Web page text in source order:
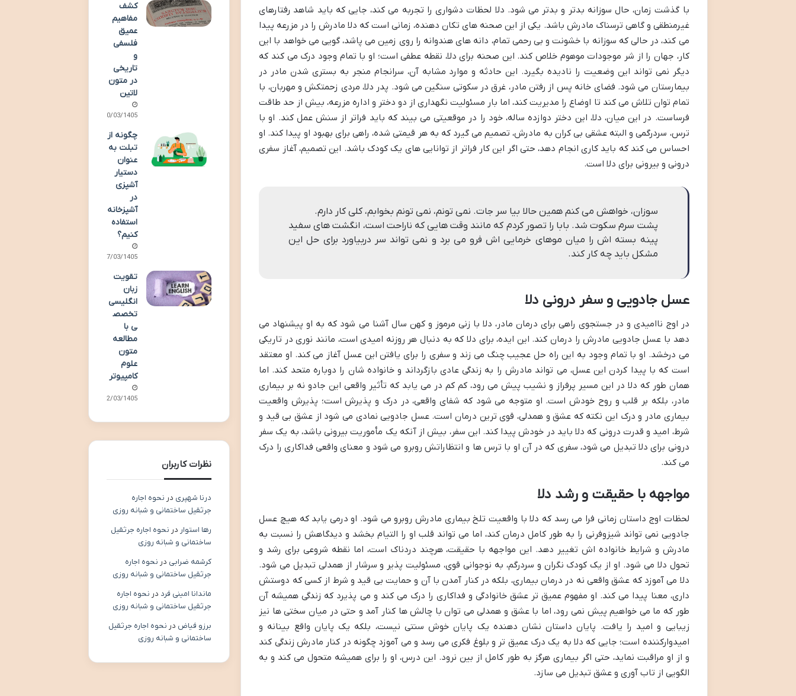
با گذشت زمان، حال سوزانه بدتر و بدتر می شود. دلا لحظات دشواری را تجربه می کند، جایی که باید شاهد رفتارهای
غیرمنطقی و گاهی ترسناک مادرش باشد. یکی از این صحنه های تکان دهنده، زمانی است که دلا مادرش را در مزرعه پیدا
می کند، در حالی که سوزانه با خشونت و بی رحمی تمام، دانه های هندوانه را روی زمین می پاشد، گویی می خواهد با این
کار، جهان را از شر موجودات موهوم خلاص کند. این صحنه برای دلا، نقطه عطفی است؛ او با تمام وجود درک می کند که
دیگر نمی تواند این وضعیت را نادیده بگیرد. این حادثه و موارد مشابه آن، سرانجام منجر به بستری شدن مادر در
بیمارستان می شود. فضای خانه پس از رفتن مادر، غرق در سکوتی سنگین می شود. پدر دلا، مردی زحمتکش و مهربان، با
تمام توان تلاش می کند تا اوضاع را مدیریت کند، اما بار مسئولیت نگهداری از دو دختر و اداره مزرعه، بیش از حد طاقت
فرساست. در این میان، دلا، این دختر دوازده ساله، خود را در موقعیتی می بیند که باید فراتر از سنش عمل کند. او با
ترس، سردرگمی و البته عشقی بی کران به مادرش، تصمیم می گیرد که به هر قیمتی شده، راهی برای بهبود او پیدا کند. او
احساس می کند که باید کاری انجام دهد، حتی اگر این کار فراتر از توانایی های یک کودک باشد. این تصمیم، آغاز سفری
درونی و بیرونی برای دلا است.
سوزان، خواهش می کنم همین حالا بیا سر جات. نمی تونم، نمی تونم بخوابم، کلی کار دارم.
پشت سرم سکوت شد. بابا را تصور کردم که مانند وقت هایی که ناراحت است، انگشت های سفید
پینه بسته اش را میان موهای خرمایی اش فرو می برد و نمی تواند سر دربیاورد برای حل این
مشکل باید چه کار کند.
عسل جادویی و سفر درونی دلا
در اوج ناامیدی و در جستجوی راهی برای درمان مادر، دلا با زنی مرموز و کهن سال آشنا می شود که به او پیشنهاد می
دهد با عسل جادویی مادرش را درمان کند. این ایده، برای دلا که به دنبال هر روزنه امیدی است، مانند نوری در تاریکی
می درخشد. او با تمام وجود به این راه حل عجیب چنگ می زند و سفری را برای یافتن این عسل آغاز می کند. او معتقد
است که با پیدا کردن این عسل، می تواند مادرش را به زندگی عادی بازگرداند و خانواده شان را دوباره متحد کند. اما
همان طور که دلا در این مسیر پرفراز و نشیب پیش می رود، کم کم در می یابد که تأثیر واقعی این جادو نه بر بیماری
مادر، بلکه بر قلب و روح خودش است. او متوجه می شود که شفای واقعی، در درک و پذیرش است؛ پذیرش واقعیت
بیماری مادر و درک این نکته که عشق و همدلی، قوی ترین درمان است. عسل جادویی نمادی می شود از عشق بی قید و
شرط، امید و قدرت درونی که دلا باید در خودش پیدا کند. این سفر، بیش از آنکه یک مأموریت بیرونی باشد، به یک سفر
درونی برای دلا تبدیل می شود، سفری که در آن او با ترس ها و انتظاراتش روبرو می شود و معنای واقعی فداکاری را درک
می کند.
مواجهه با حقیقت و رشد دلا
لحظات اوج داستان زمانی فرا می رسد که دلا با واقعیت تلخ بیماری مادرش روبرو می شود. او درمی یابد که هیچ عسل
جادویی نمی تواند شیزوفرنی را به طور کامل درمان کند، اما می تواند قلب او را التیام بخشد و دیدگاهش را نسبت به
مادرش و شرایط خانواده اش تغییر دهد. این مواجهه با حقیقت، هرچند دردناک است، اما نقطه شروعی برای رشد و
تحول دلا می شود. او از یک کودک نگران و سردرگم، به نوجوانی قوی، مسئولیت پذیر و سرشار از همدلی تبدیل می شود.
دلا می آموزد که عشق واقعی نه در درمان بیماری، بلکه در کنار آمدن با آن و حمایت بی قید و شرط از کسی که دوستش
داری، معنا پیدا می کند. او مفهوم عمیق تر عشق خانوادگی و فداکاری را درک می کند و می پذیرد که زندگی همیشه آن
طور که ما می خواهیم پیش نمی رود، اما با عشق و همدلی می توان با چالش ها کنار آمد و حتی در میان سختی ها نیز
زیبایی و امید را یافت. پایان داستان نشان دهنده یک پایان خوش سنتی نیست، بلکه یک پایان واقع بینانه و
امیدوارکننده است؛ جایی که دلا به یک درک عمیق تر و بلوغ فکری می رسد و می آموزد چگونه در کنار مادرش زندگی کند
و از او مراقبت نماید، حتی اگر بیماری هرگز به طور کامل از بین نرود. این درس، او را برای همیشه متحول می کند و به
الگویی از تاب آوری و عشق تبدیل می سازد.
کشف
مفاهیم
عمیق
فلسفی
و
تاریخی
در متون
لاتین
20/03/1405
چگونه از
تبلت به
عنوان
دستیار
آشپزی
در
آشپزخانه
استفاده
کنیم؟
07/03/1405
تقویت
زبان
انگلیسی
تخصص
ی با
مطالعه
متون
علوم
کامپیوتر
02/03/1405
نظرات کاربران
درنا شهپری در نحوه اجاره
جرثقیل ساختمانی و شبانه روزی
رها استوار در نحوه اجاره جرثقیل
ساختمانی و شبانه روزی
کرشمه ضرابی در نحوه اجاره
جرثقیل ساختمانی و شبانه روزی
ماندانا امینی فرد در نحوه اجاره
جرثقیل ساختمانی و شبانه روزی
برزو فیاض در نحوه اجاره جرثقیل
ساختمانی و شبانه روزی